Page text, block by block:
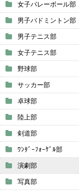
女子バレーボール部
男子バドミントン部
男子テニス部
女子テニス部
野球部
サッカー部
卓球部
陸上部
剣道部
ﾜﾝﾀﾞｰﾌｫｰｹﾞﾙ部
演劇部
写真部